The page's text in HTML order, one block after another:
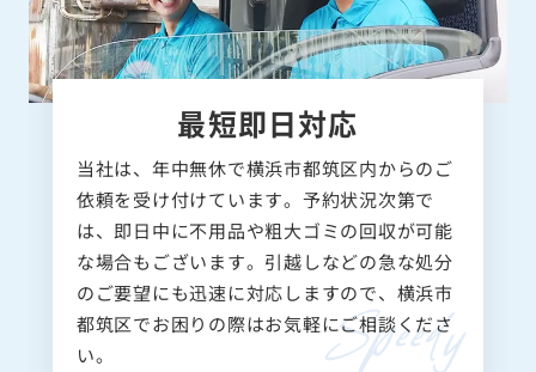
最短即日対応
当社は、年中無休で横浜市都筑区内からのご
依頼を受け付けています。予約状況次第で
は、即日中に不用品や粗大ゴミの回収が可能
な場合もございます。引越しなどの急な処分
のご要望にも迅速に対応しますので、横浜市
都筑区でお困りの際はお気軽にご相談くださ
い。